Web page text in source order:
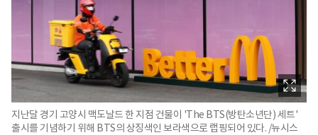
지난달 경기 고양시 맥도날드 한 지점 건물이 'The BTS(방탄소년단) 세트'
출시를 기념하기 위해 BTS의 상징색인 보라색으로 랩핑되어 있다. /뉴시스